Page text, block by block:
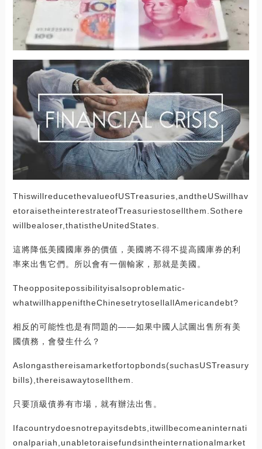
ThiswillreducethevalueofUSTreasuries,andtheUSwillhav
etoraisetheinterestrateofTreasuriestosellthem.Sothere
willbealoser,thatistheUnitedStates.
這將降低美國國庫券的價值，美國將不得不提高國庫券的利
率來出售它們。所以會有一個輸家，那就是美國。
Theoppositepossibilityisalsoproblematic-
whatwillhappeniftheChinesetrytosellallAmericandebt?
相反的可能性也是有問題的——如果中國人試圖出售所有美
國債務，會發生什么？
Aslongasthereisamarketfortopbonds(suchasUSTreasury
bills),thereisawaytosellthem.
只要頂級債券有市場，就有辦法出售。
Ifacountrydoesnotrepayitsdebts,itwillbecomeaninternati
onalpariah,unabletoraisefundsintheinternationalmarket